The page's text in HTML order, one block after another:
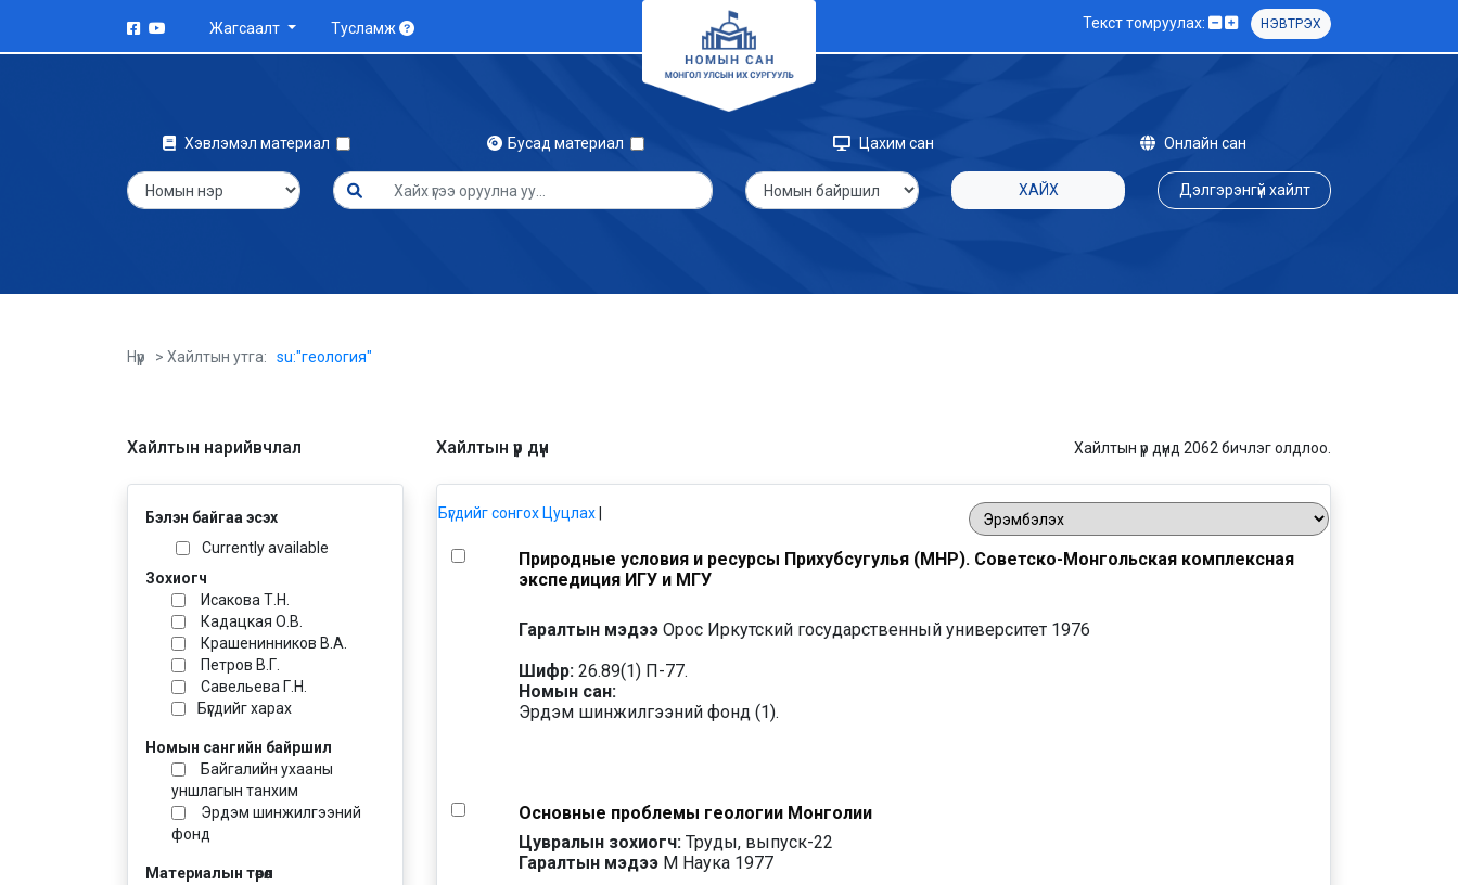
Жагсаалт Тусламж Текст томруулах: НЭВТРЭХ
Хэвлэмэл материал Бусад материал Цахим сан Онлайн сан
ХАЙХ Дэлгэрэнгүй хайлт
Нүүр > Хайлтын утга: su:"геология"
Хайлтын нарийвчлал
Бэлэн байгаа эсэх
Currently available
Зохиогч
Исакова Т.Н.
Кадацкая О.В.
Крашенинников В.А.
Петров В.Г.
Савельева Г.Н.
Бүгдийг харах
Номын сангийн байршил
Байгалийн ухааны
уншлагын танхим
Эрдэм шинжилгээний
фонд
Материалын төрөл
Хайлтын үр дүн Хайлтын үр дүнд 2062 бичлэг олдлоо.
Бүгдийг сонгох Цуцлах
Природные условия и ресурсы Прихубсугулья (МНР). Советско-Монгольская комплексная
экспедиция ИГУ и МГУ
Гаралтын мэдээ Орос Иркутский государственный университет 1976
Шифр: 26.89(1) П-77.
Номын сан:
Эрдэм шинжилгээний фонд (1).
Основные проблемы геологии Монголии
Цувралын зохиогч: Труды, выпуск-22
Гаралтын мэдээ М Наука 1977